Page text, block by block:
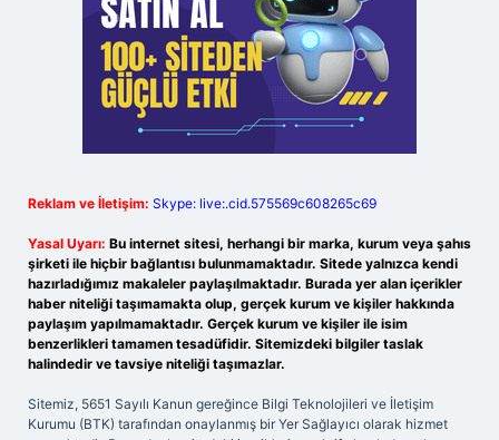
Reklam ve İletişim: Skype: live:.cid.575569c608265c69
Yasal Uyarı: Bu internet sitesi, herhangi bir marka, kurum veya şahıs
şirketi ile hiçbir bağlantısı bulunmamaktadır. Sitede yalnızca kendi
hazırladığımız makaleler paylaşılmaktadır. Burada yer alan içerikler
haber niteliği taşımamakta olup, gerçek kurum ve kişiler hakkında
paylaşım yapılmamaktadır. Gerçek kurum ve kişiler ile isim
benzerlikleri tamamen tesadüfidir. Sitemizdeki bilgiler taslak
halindedir ve tavsiye niteliği taşımazlar.
Sitemiz, 5651 Sayılı Kanun gereğince Bilgi Teknolojileri ve İletişim
Kurumu (BTK) tarafından onaylanmış bir Yer Sağlayıcı olarak hizmet